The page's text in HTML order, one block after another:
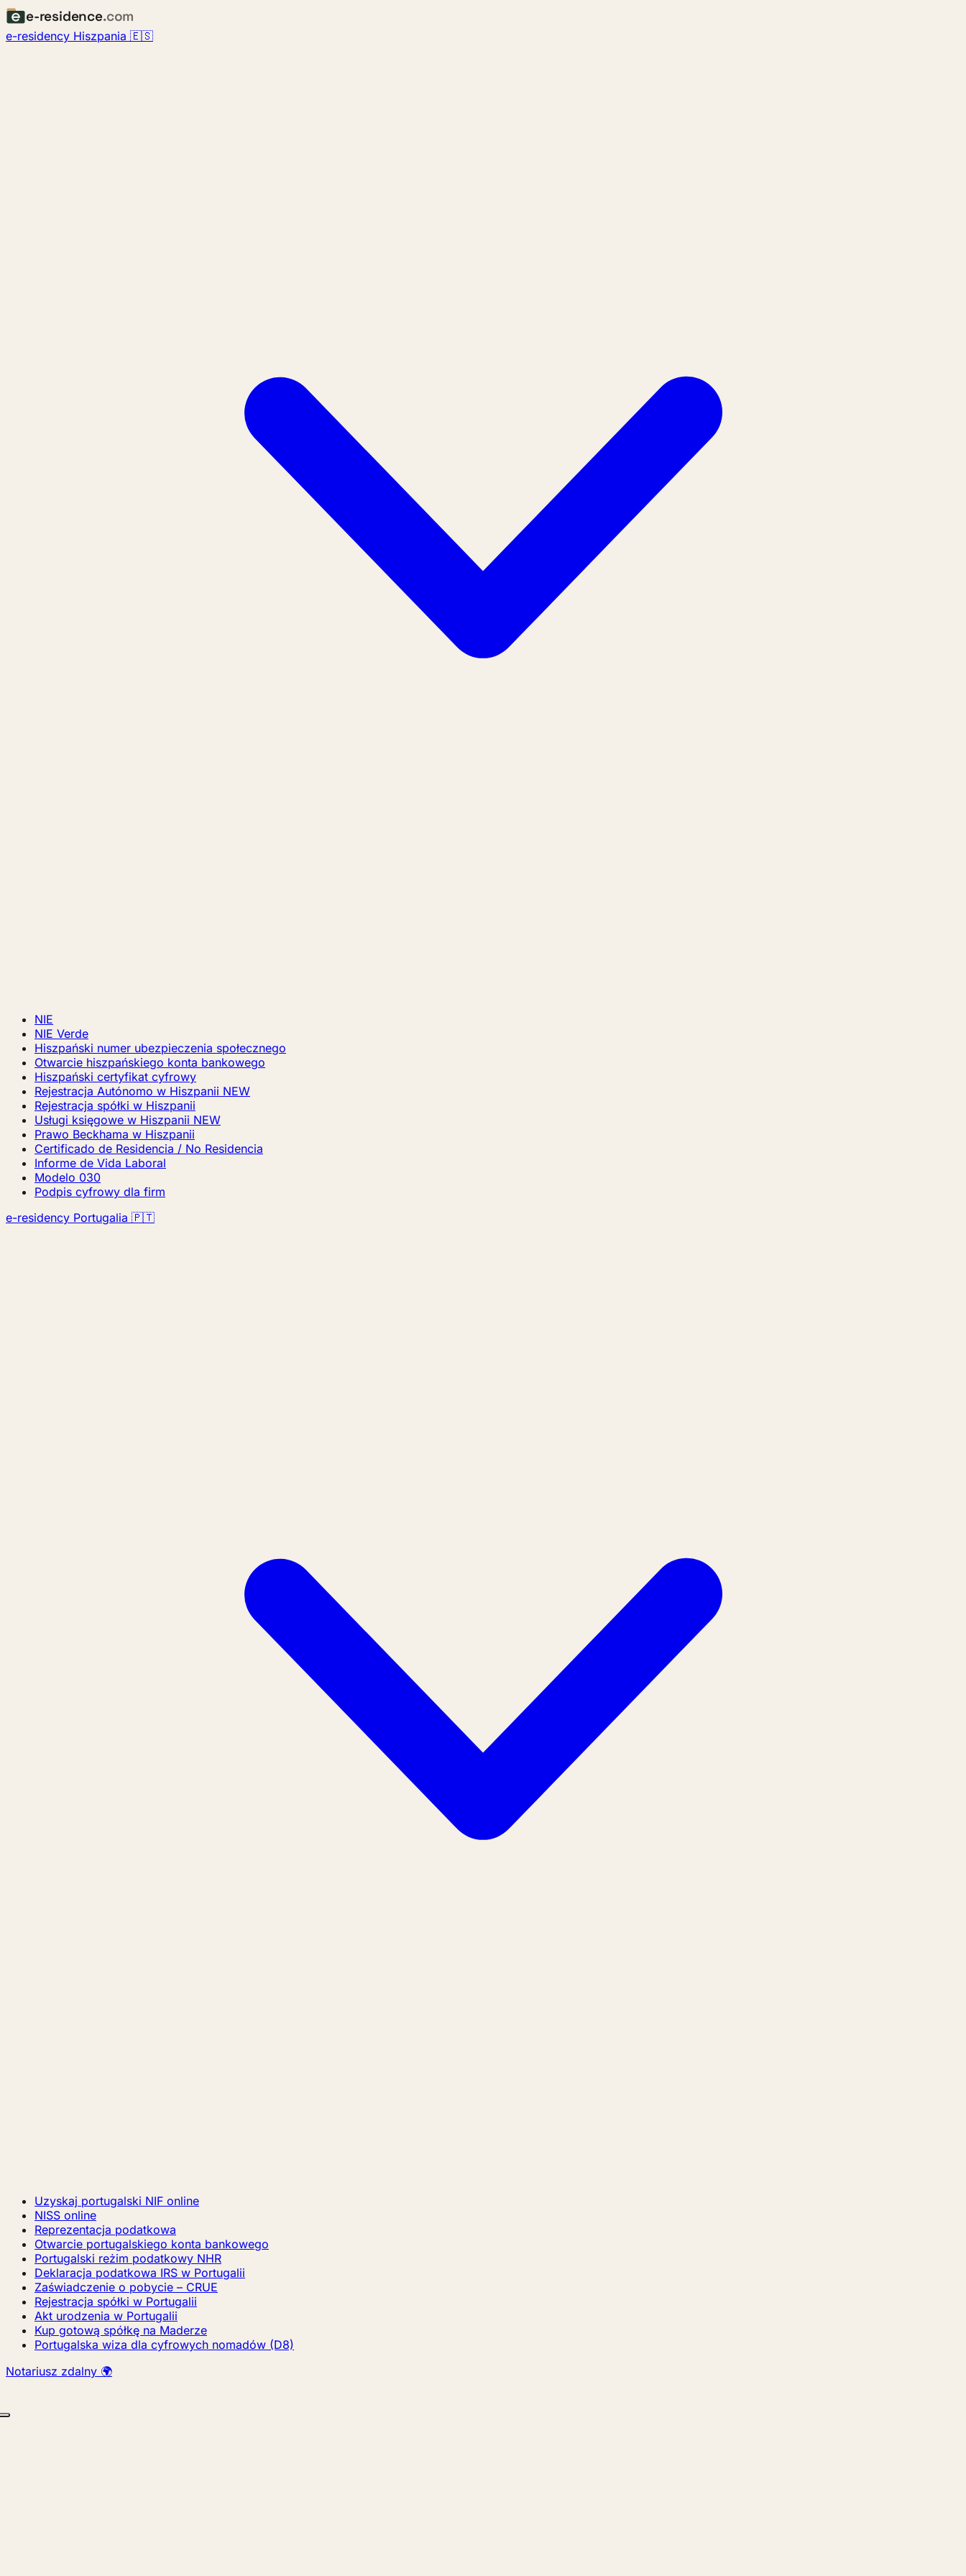
e-residence.com
e-residency Hiszpania 🇪🇸
NIE
NIE Verde
Hiszpański numer ubezpieczenia społecznego
Otwarcie hiszpańskiego konta bankowego
Hiszpański certyfikat cyfrowy
Rejestracja Autónomo w Hiszpanii NEW
Rejestracja spółki w Hiszpanii
Usługi księgowe w Hiszpanii NEW
Prawo Beckhama w Hiszpanii
Certificado de Residencia / No Residencia
Informe de Vida Laboral
Modelo 030
Podpis cyfrowy dla firm
e-residency Portugalia 🇵🇹
Uzyskaj portugalski NIF online
NISS online
Reprezentacja podatkowa
Otwarcie portugalskiego konta bankowego
Portugalski reżim podatkowy NHR
Deklaracja podatkowa IRS w Portugalii
Zaświadczenie o pobycie – CRUE
Rejestracja spółki w Portugalii
Akt urodzenia w Portugalii
Kup gotową spółkę na Maderze
Portugalska wiza dla cyfrowych nomadów (D8)
Notariusz zdalny 🌍